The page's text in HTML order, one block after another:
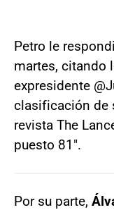
Petro le
martes, citando
expresidente
clasificación de
revista The
puesto 81".
Por su parte,